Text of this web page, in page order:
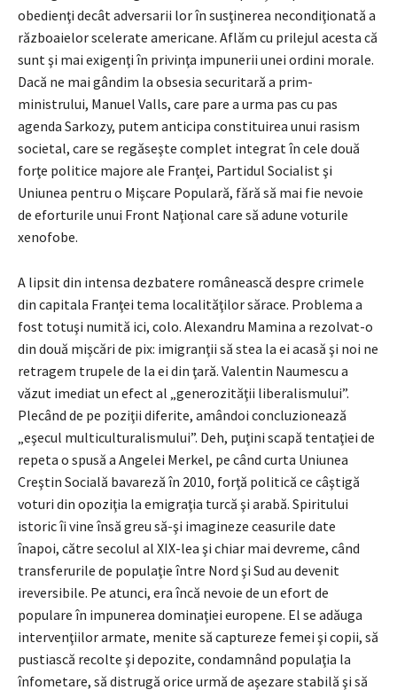
obedienţi decât adversarii lor în susţinerea necondiţionată a
războaielor scelerate americane. Aflăm cu prilejul acesta că
sunt şi mai exigenţi în privinţa impunerii unei ordini morale.
Dacă ne mai gândim la obsesia securitară a prim-
ministrului, Manuel Valls, care pare a urma pas cu pas
agenda Sarkozy, putem anticipa constituirea unui rasism
societal, care se regăseşte complet integrat în cele două
forţe politice majore ale Franţei, Partidul Socialist şi
Uniunea pentru o Mişcare Populară, fără să mai fie nevoie
de eforturile unui Front Naţional care să adune voturile
xenofobe.
A lipsit din intensa dezbatere românească despre crimele
din capitala Franţei tema localităţilor sărace. Problema a
fost totuşi numită ici, colo. Alexandru Mamina a rezolvat-o
din două mişcări de pix: imigranţii să stea la ei acasă şi noi ne
retragem trupele de la ei din ţară. Valentin Naumescu a
văzut imediat un efect al „generozităţii liberalismului”.
Plecând de pe poziţii diferite, amândoi concluzionează
„eşecul multiculturalismului”. Deh, puţini scapă tentaţiei de
repeta o spusă a Angelei Merkel, pe când curta Uniunea
Creştin Socială bavareză în 2010, forţă politică ce câştigă
voturi din opoziţia la emigraţia turcă şi arabă. Spiritului
istoric îi vine însă greu să-şi imagineze ceasurile date
înapoi, către secolul al XIX-lea şi chiar mai devreme, când
transferurile de populaţie între Nord şi Sud au devenit
ireversibile. Pe atunci, era încă nevoie de un efort de
populare în impunerea dominaţiei europene. El se adăuga
intervenţiilor armate, menite să captureze femei şi copii, să
pustiască recolte şi depozite, condamnând populaţia la
înfometare, să distrugă orice urmă de aşezare stabilă şi să